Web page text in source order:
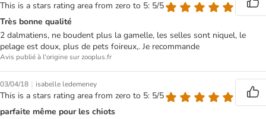
This is a stars rating area from zero to 5: 5/5
Très bonne qualité
2 dalmatiens, ne boudent plus la gamelle, les selles sont niquel, le
pelage est doux, plus de pets foireux,. Je recommande
Avis publié à l'origine sur zooplus.fr
03/04/18 | isabelle ledemeney
This is a stars rating area from zero to 5: 5/5
parfaite même pour les chiots